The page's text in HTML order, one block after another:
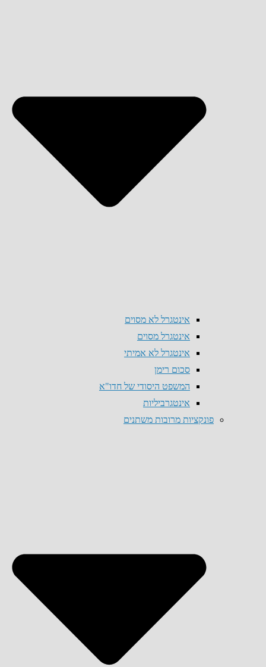
אינטגרל לא מסוים
אינטגרל מסוים
אינטגרל לא אמיתי
סכום רימן
המשפט היסודי של חדו"א
אינטגרביליות
פונקציות מרובות משתנים